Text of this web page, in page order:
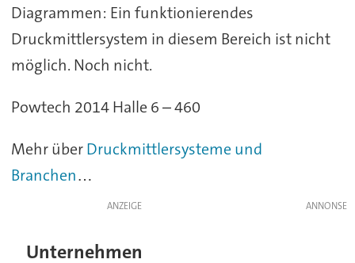
Diagrammen: Ein funktionierendes
Druckmittlersystem in diesem Bereich ist nicht
möglich. Noch nicht.
Powtech 2014 Halle 6 – 460
Mehr überDruckmittlersysteme und
Branchen…
ANZEIGE
Unternehmen